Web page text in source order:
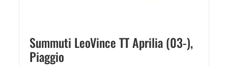
Summuti LeoVince TT Aprilia (03-),
Piaggio